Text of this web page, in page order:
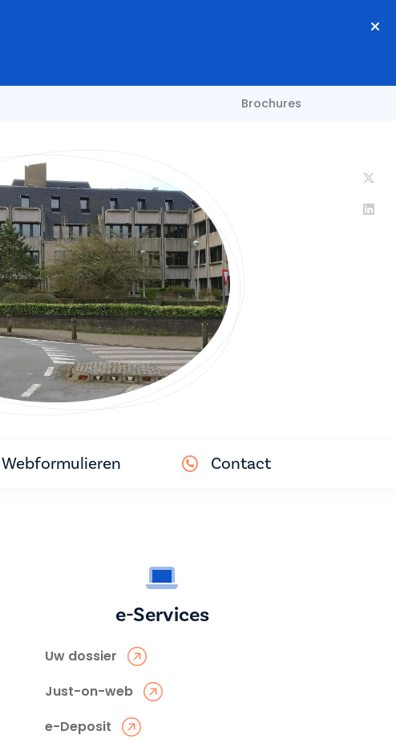
Brochures
Webformulieren Contact
e-Services
Uw dossier
Just-on-web
e-Deposit